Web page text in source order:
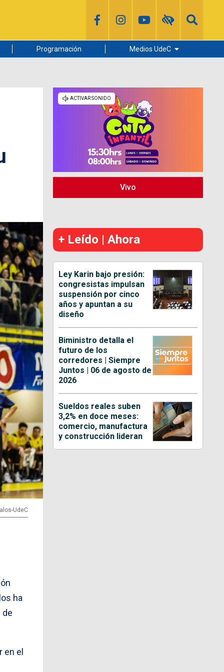
Programación Medios UdeC
Radio UdeC
Noticias UdeC
La Discusión
UdeC
ha
de
en el
Vivo
+ Leído | Ahora
Ley Karin bajo presión:
congresistas impulsan
suspensión por cinco
años y apuntan a su
diseño
Biministro detalla el
futuro de los
corredores | Siempre
Juntos | 06 de agosto de
2026
Sueldos reales suben
3,2% en doce meses:
comercio, manufactura
y construcción lideran